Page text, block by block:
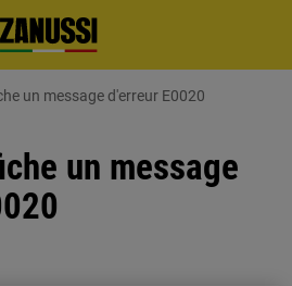
un message d'erreur E0020
un message